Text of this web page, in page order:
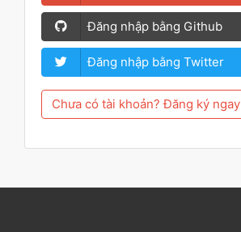
Đăng nhập bằng Github
Đăng nhập bằng Twitter
Chưa có tài khoản? Đăng ký ngay